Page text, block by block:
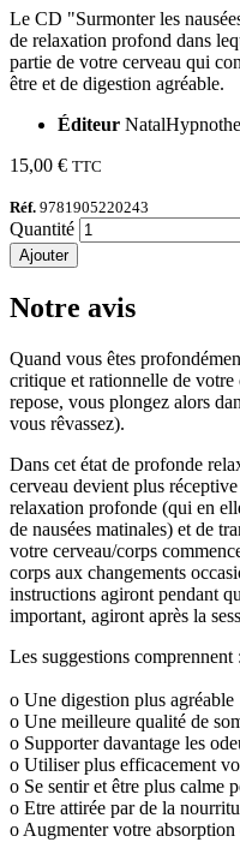
Le CD "Surmonter les
de relaxation profond dans
partie de votre cerveau qui
être et de digestion agréable.
Éditeur
15,00 € TTC
Réf. 9781905220243
Quantité
Ajouter
Notre avis
Quand vous êtes
critique et rationnelle de votre
repose, vous plongez alors
vous rêvassez).
Dans cet état de profonde
cerveau devient plus
relaxation profonde (qui en
de nausées matinales) et de
votre cerveau/corps
corps aux changements
instructions agiront pendant
important, agiront après la
Les suggestions comprennent :
o Une digestion plus agréable
o Une meilleure qualité de
o Supporter davantage les
o Utiliser plus efficacement
o Se sentir et être plus calme
o Etre attirée par de la
o Augmenter votre absorption